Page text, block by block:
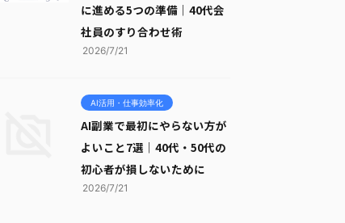
に進める5つの準備｜40代会
社員のすり合わせ術
2026/7/21
AI活用・仕事効率化
AI副業で最初にやらない方が
よいこと7選｜40代・50代の
初心者が損しないために
2026/7/21